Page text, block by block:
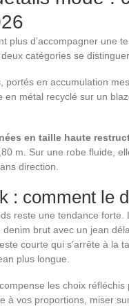
plus d’accompagner une
catégories se
portés en accumulation
en métal recyclé sur un
en taille haute
m. Sur une robe fluide,
direction.
: comment le
reste une tendance forte.
brut avec un jean
courte qui s’arrête à la
plus longue.
les choix réfléchis
à vos proportions, miser